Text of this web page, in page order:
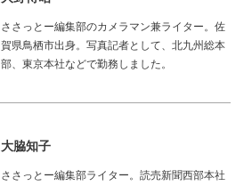
ささっとー編集部のカメラマン兼ライター。佐
賀県鳥栖市出身。写真記者として、北九州総本
部、東京本社などで勤務しました。
大脇知子
ささっとー編集部ライター。読売新聞西部本社